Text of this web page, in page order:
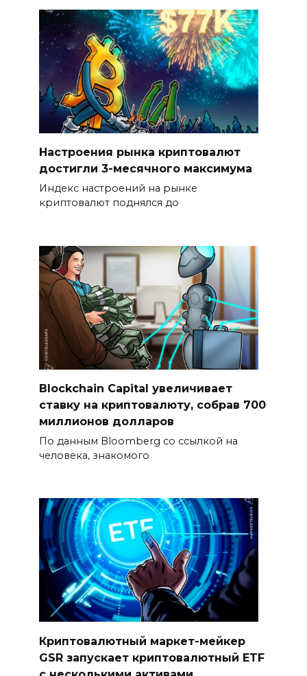
Настроения рынка криптовалют
достигли 3-месячного максимума
Индекс настроений на рынке
криптовалют поднялся до
Blockchain Capital увеличивает
ставку на криптовалюту, собрав 700
миллионов долларов
По данным Bloomberg со ссылкой на
человека, знакомого
Криптовалютный маркет-мейкер
GSR запускает криптовалютный ETF